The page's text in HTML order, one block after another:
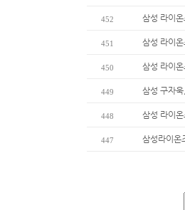
452 삼성 라이
451 삼성 라이
450 삼성 라이
449 삼성 구자
448 삼성 라이
447 삼성라이온